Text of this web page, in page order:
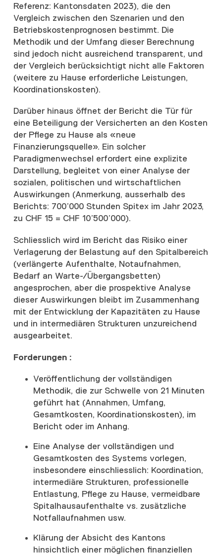
Referenz: Kantonsdaten 2023), die den
Vergleich zwischen den Szenarien und den
Betriebskostenprognosen bestimmt. Die
Methodik und der Umfang dieser Berechnung
sind jedoch nicht ausreichend transparent, und
der Vergleich berücksichtigt nicht alle Faktoren
(weitere zu Hause erforderliche Leistungen,
Koordinationskosten).
Darüber hinaus öffnet der Bericht die Tür für
eine Beteiligung der Versicherten an den Kosten
der Pflege zu Hause als «neue
Finanzierungsquelle». Ein solcher
Paradigmenwechsel erfordert eine explizite
Darstellung, begleitet von einer Analyse der
sozialen, politischen und wirtschaftlichen
Auswirkungen (Anmerkung, ausserhalb des
Berichts: 700’000 Stunden Spitex im Jahr 2023,
zu CHF 15 = CHF 10’500’000).
Schliesslich wird im Bericht das Risiko einer
Verlagerung der Belastung auf den Spitalbereich
(verlängerte Aufenthalte, Notaufnahmen,
Bedarf an Warte-/Übergangsbetten)
angesprochen, aber die prospektive Analyse
dieser Auswirkungen bleibt im Zusammenhang
mit der Entwicklung der Kapazitäten zu Hause
und in intermediären Strukturen unzureichend
ausgearbeitet.
Forderungen :
Veröffentlichung der vollständigen
Methodik, die zur Schwelle von 21 Minuten
geführt hat (Annahmen, Umfang,
Gesamtkosten, Koordinationskosten), im
Bericht oder im Anhang.
Eine Analyse der vollständigen und
Gesamtkosten des Systems vorlegen,
insbesondere einschliesslich: Koordination,
intermediäre Strukturen, professionelle
Entlastung, Pflege zu Hause, vermeidbare
Spitalhausaufenthalte vs. zusätzliche
Notfallaufnahmen usw.
Klärung der Absicht des Kantons
hinsichtlich einer möglichen finanziellen